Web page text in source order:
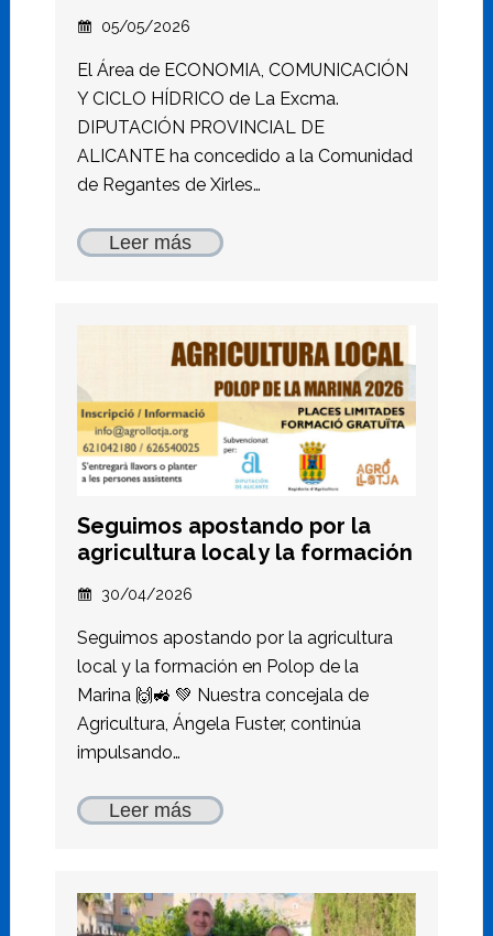
05/05/2026
El Área de ECONOMIA, COMUNICACIÓN
Y CICLO HÍDRICO de La Excma.
DIPUTACIÓN PROVINCIAL DE
ALICANTE ha concedido a la Comunidad
de Regantes de Xirles…
Leer más
Seguimos apostando por la
agricultura local y la formación
30/04/2026
Seguimos apostando por la agricultura
local y la formación en Polop de la
Marina 🙌🚜 💚 Nuestra concejala de
Agricultura, Ángela Fuster, continúa
impulsando…
Leer más